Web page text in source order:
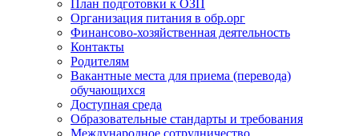
План подготовки к ОЗП
Организация питания в обр.орг
Финансово-хозяйственная деятельность
Контакты
Родителям
Вакантные места для приема (перевода)
обучающихся
Доступная среда
Образовательные стандарты и требования
Международное сотрудничество